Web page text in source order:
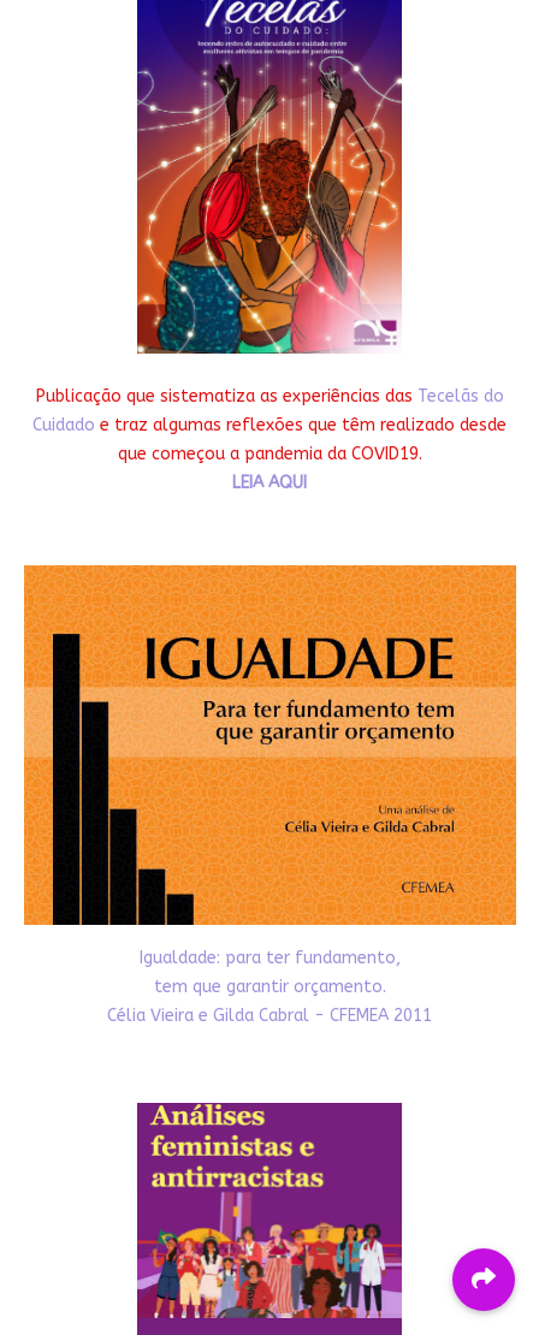
Publicação que sistematiza as experiências das Tecelãs do
Cuidado e traz algumas reflexões que têm realizado desde
que começou a pandemia da COVID19.
LEIA AQUI
Igualdade: para ter fundamento,
tem que garantir orçamento.
Célia Vieira e Gilda Cabral - CFEMEA 2011